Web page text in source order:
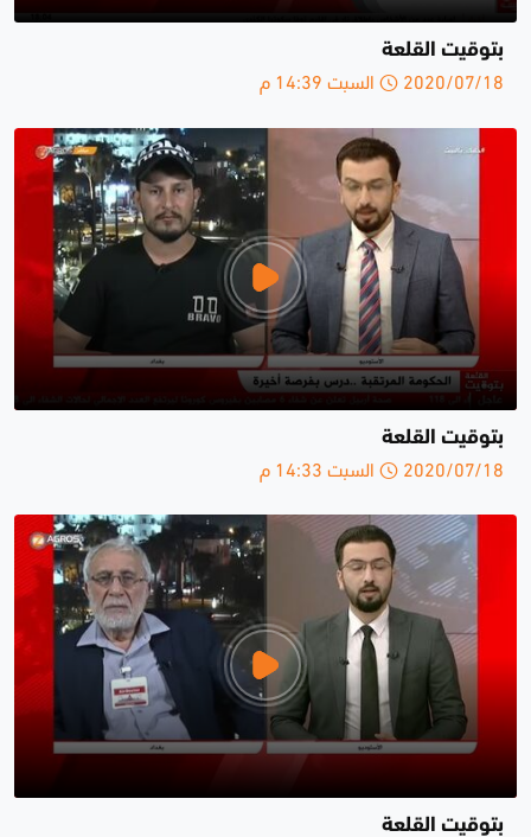
بتوقيت القلعة
2020/07/18 السبت 14:39 م
بتوقيت القلعة
2020/07/18 السبت 14:33 م
بتوقيت القلعة